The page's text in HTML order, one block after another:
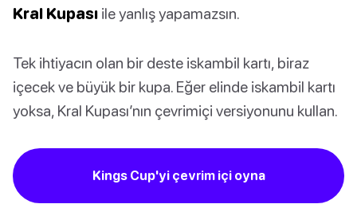
Kral Kupası ile yanlış yapamazsın.
Tek ihtiyacın olan bir deste iskambil kartı, biraz
içecek ve büyük bir kupa. Eğer elinde iskambil kartı
yoksa, Kral Kupası’nın çevrimiçi versiyonunu kullan.
Kings Cup'yi çevrim içi oyna